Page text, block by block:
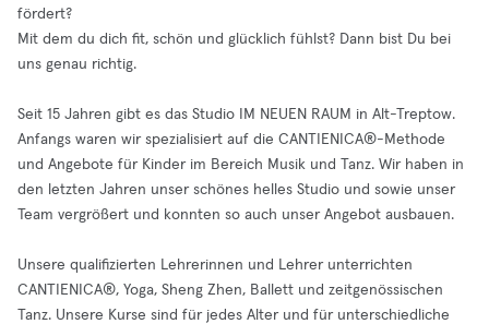
fördert?
Mit dem du dich fit, schön und glücklich fühlst? Dann bist Du bei
uns genau richtig.
Seit 15 Jahren gibt es das Studio IM NEUEN RAUM in Alt-Treptow.
Anfangs waren wir spezialisiert auf die CANTIENICA®-Methode
und Angebote für Kinder im Bereich Musik und Tanz. Wir haben in
den letzten Jahren unser schönes helles Studio und sowie unser
Team vergrößert und konnten so auch unser Angebot ausbauen.
Unsere qualifizierten Lehrerinnen und Lehrer unterrichten
CANTIENICA®, Yoga, Sheng Zhen, Ballett und zeitgenössischen
Tanz. Unsere Kurse sind für jedes Alter und für unterschiedliche